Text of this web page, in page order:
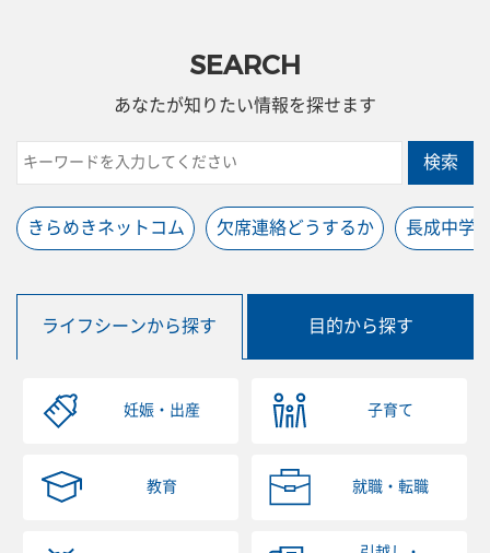
SEARCH
あなたが知りたい情報を探せます
検索
きらめきネットコム 欠席連絡どうするか 長成中学
ライフシーンから探す 目的から探す
妊娠・出産 子育て
教育 就職・転職